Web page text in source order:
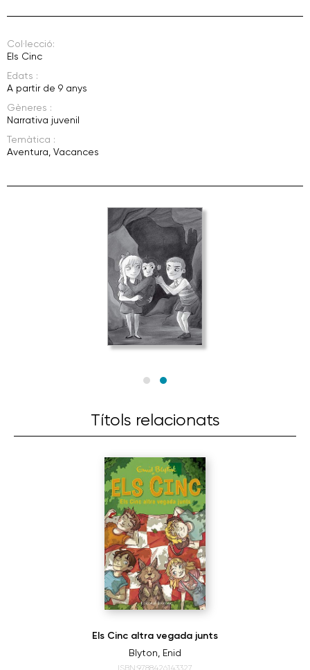
Col·lecció:
Els Cinc
Edats :
A partir de 9 anys
Gèneres :
Narrativa juvenil
Temàtica :
Aventura, Vacances
Títols relacionats
Els Cinc altra vegada junts
Blyton, Enid